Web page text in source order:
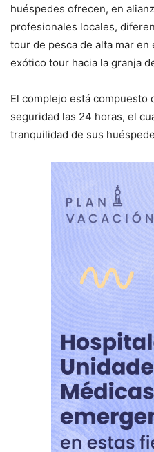
huéspedes ofrecen, en
profesionales locales,
tour de pesca de alta mar
exótico tour hacia la granja
El complejo está
seguridad las 24 horas, el
tranquilidad de sus